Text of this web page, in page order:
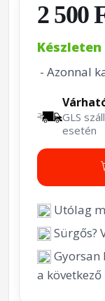
2 500
Készleten
- Azonnal
GLS
esetén
Utólag
Sürgős?
Gyorsan
a